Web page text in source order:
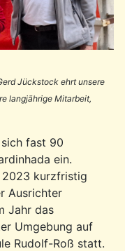
Jückstock ehrt unsere
langjährige Mitarbeit,
fast 90
ein.
2023 kurzfristig
Ausrichter
Jahr das
Umgebung auf
Rudolf-Roß statt.